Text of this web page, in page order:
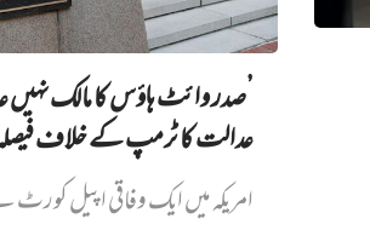
’صدر وائٹ ہاؤس کا مالک نہیں‌
عدالت کا ٹرمپ کے خلاف
امریکہ میں ایک وفاقی اپیل